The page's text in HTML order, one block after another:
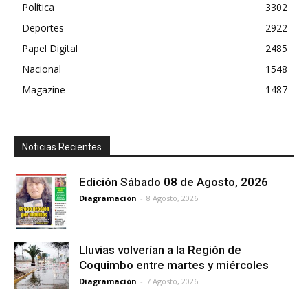
Política
3302
Deportes
2922
Papel Digital
2485
Nacional
1548
Magazine
1487
Noticias Recientes
Edición Sábado 08 de Agosto, 2026
Diagramación - 8 Agosto, 2026
Lluvias volverían a la Región de
Coquimbo entre martes y miércoles
Diagramación - 7 Agosto, 2026